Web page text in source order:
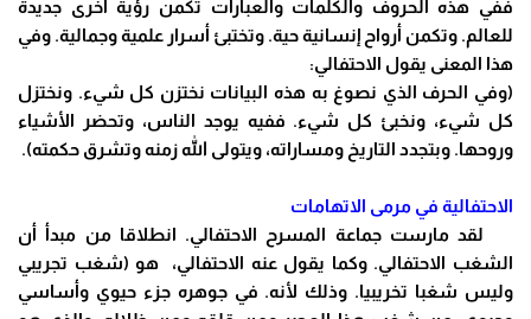
ففي هذه الحروف والكلمات والعبارات تكمن رؤية اخرى جديدة
للعالم. وتكمن أرواح إنسانية حية. وتختبئ أسرار علمية وجمالية. وفي
هذا المعنى يقول الاحتفالي:
(وفي الحرف الذي نصوغ به هذه البيانات نختزن كل شيء. ونختزل
كل شيء، ونخبئ كل شيء. ففيه يوجد الناس، وتحضر الأشياء
وروحها. وبتجدد التاريخ ومساراته، ويتولى الله زمنه وتشرق حكمته).
الاحتفالية في مرمى الاتهامات
لقد مارست جماعة المسرح الاحتفالي. انطلاقا من مبدأ أن
الشغب الاحتفالي. وكما يقول عنه الاحتفالي، هو (شغب تجريبي
وليس شغبا تخريبيا. وذلك لأنه. في جوهره جزء حيوي وأساسي